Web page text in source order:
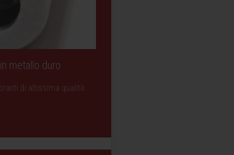
metallo duro
di altissima qualità